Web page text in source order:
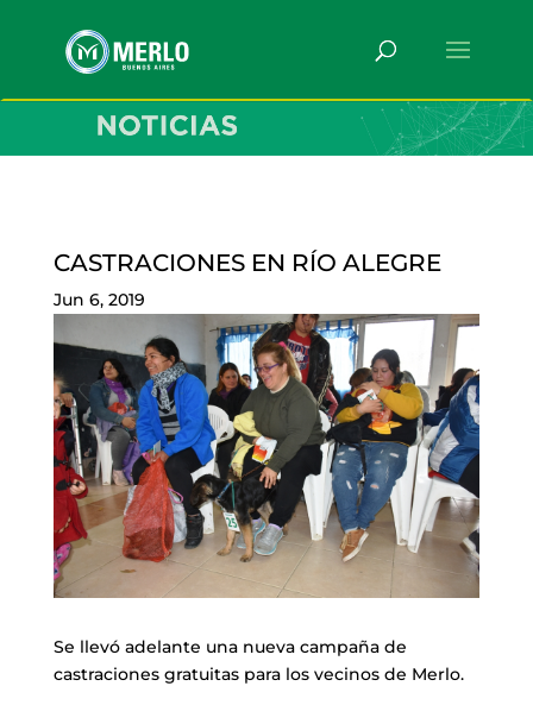
CASTRACIONES EN RÍO ALEGRE
Jun 6, 2019
Se llevó adelante una nueva campaña de
castraciones gratuitas para los vecinos de Merlo.